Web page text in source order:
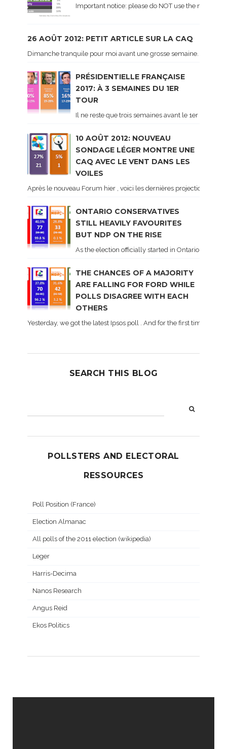
Important notice: please do NOT use the
26 AOÛT 2012: PETIT ARTICLE SUR LA CAQ
Dimanche tranquile pour moi avant une grosse semaine. Voici
PRÉSIDENTIELLE FRANÇAISE
2017: À 3 SEMAINES DU 1ER
TOUR
Il ne reste que trois semaines avant le 1er tour de
10 AOÛT 2012: NOUVEAU
SONDAGE LÉGER MONTRE UNE
CAQ AVEC LE VENT DANS LES
VOILES
Après le nouveau Forum hier , voici les dernières projections
ONTARIO CONSERVATIVES
STILL HEAVILY FAVOURITES
BUT NDP ON THE RISE
As the election officially started in Ontario, some
THE CHANCES OF A MAJORITY
ARE FALLING FOR FORD WHILE
POLLS DISAGREE WITH EACH
OTHERS
Yesterday, we got the latest Ipsos poll . And for the first time
SEARCH THIS BLOG
POLLSTERS AND ELECTORAL
RESSOURCES
Poll Position (France)
Election Almanac
All polls of the 2011 election (wikipedia)
Leger
Harris-Decima
Nanos Research
Angus Reid
Ekos Politics